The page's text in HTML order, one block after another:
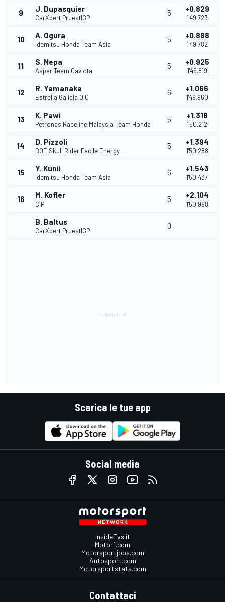
9 J. Dupasquier
CarXpert PruestlGP
5 +0.829
1'49.723
10 A. Ogura
Idemitsu Honda Team Asia
5 +0.888
1'49.782
11 S. Nepa
Aspar Team Gaviota
5 +0.925
1'49.819
12 R. Yamanaka
Estrella Galicia 0,0
6 +1.066
1'49.960
13 K. Pawi
Petronas Raceline Malaysia Team Honda
5 +1.318
1'50.212
14 D. Pizzoli
BOE Skull Rider Facile Energy
5 +1.394
1'50.288
15 Y. Kunii
Idemitsu Honda Team Asia
6 +1.543
1'50.437
16 M. Kofler
CIP
5 +2.104
1'50.998
B. Baltus
CarXpert PruestlGP
0
Scarica le tue app
Social media
InsideEvs.it
Motor1.com
Motorsportjobs.com
Autosport.com
Motorsportstats.com
Contattaci